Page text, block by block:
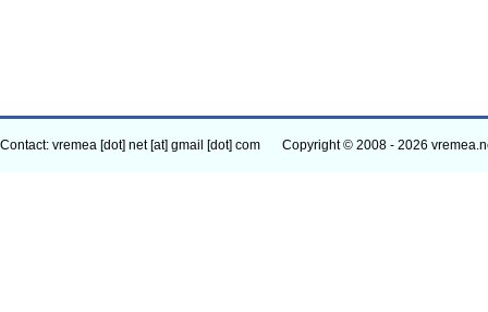
Contact: vremea [dot] net [at] gmail [dot] com Copyright © 2008 - 2026